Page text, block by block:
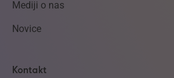
Mediji o nas
Novice
Kontakt